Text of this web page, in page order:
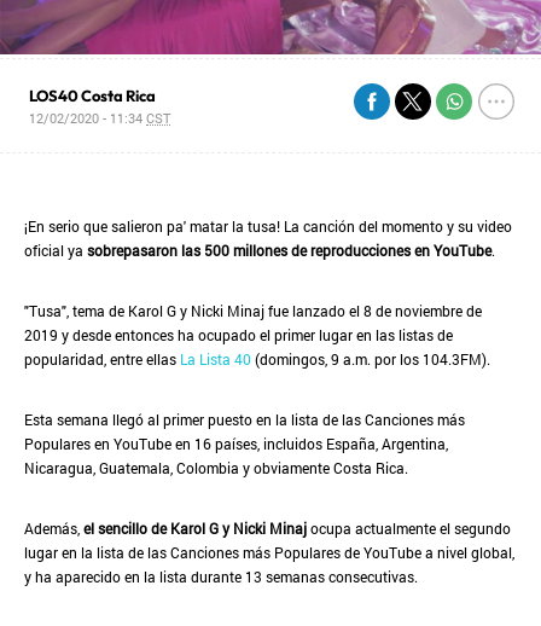
LOS40 Costa Rica
12/02/2020 - 11:34CST
¡En serio que salieron pa' matar la tusa! La canción del momento y su video
oficial ya sobrepasaron las 500 millones de reproducciones en YouTube.
"Tusa", tema de Karol G y Nicki Minaj fue lanzado el 8 de noviembre de
2019 y desde entonces ha ocupado el primer lugar en las listas de
popularidad, entre ellas La Lista 40 (domingos, 9 a.m. por los 104.3FM).
Esta semana llegó al primer puesto en la lista de las Canciones más
Populares en YouTube en 16 países, incluidos España, Argentina,
Nicaragua, Guatemala, Colombia y obviamente Costa Rica.
Además, el sencillo de Karol G y Nicki Minajocupa actualmente el segundo
lugar en la lista de las Canciones más Populares de YouTube a nivel global,
y ha aparecido en la lista durante 13 semanas consecutivas.